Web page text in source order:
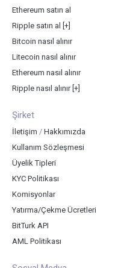
Ethereum satın al
Ripple satın al
[+]
Bitcoin nasıl alınır
Litecoin nasıl alınır
Ethereum nasıl alınır
Ripple nasıl alınır [+]
Şirket
İletişim / Hakkımızda
Kullanım Sözleşmesi
Üyelik Tipleri
KYC Politikası
Komisyonlar
Yatırma/Çekme Ücretleri
BitTurk API
AML Politikası